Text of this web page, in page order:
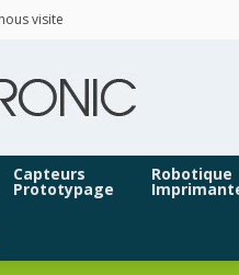
visite
Capteurs
Prototypage
Robotique